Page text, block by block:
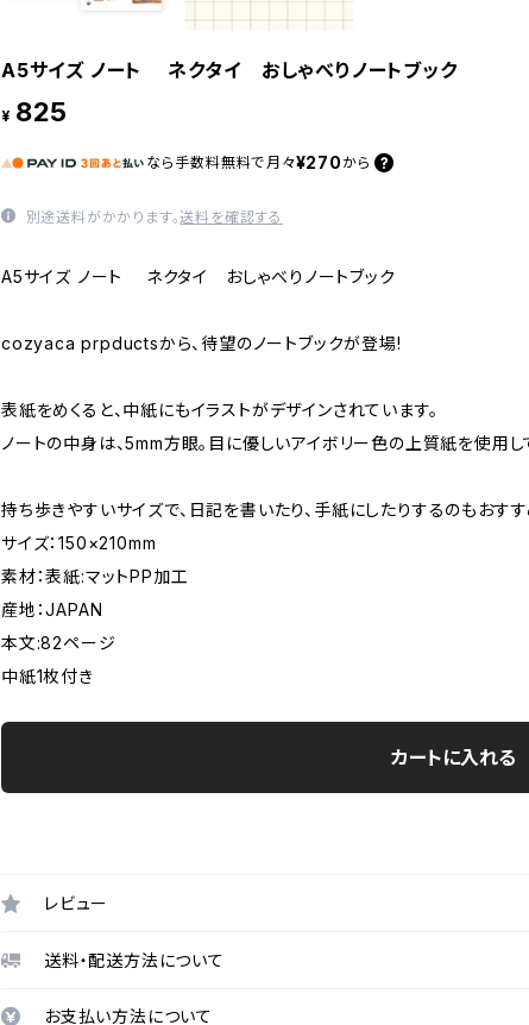
A5サイズ ノート ネクタイ おしゃべりノートブック
¥ 825
なら 手数料無料で 月々¥270 から
別途送料がかかります。送料を確認する
A5サイズ ノート ネクタイ おしゃべりノートブック
cozyaca prpductsから、待望のノートブックが登場!
表紙をめくると、中紙にもイラストがデザインされています。
ノートの中身は、5mm方眼。目に優しいアイボリー色の上質紙を使用し
持ち歩きやすいサイズで、日記を書いたり、手紙にしたりするのもおすす
サイズ：150×210mm
素材：表紙:マットPP加工
産地：JAPAN
本文:82ページ
中紙1枚付き
カートに入れる
レビュー
送料・配送方法について
お支払い方法について